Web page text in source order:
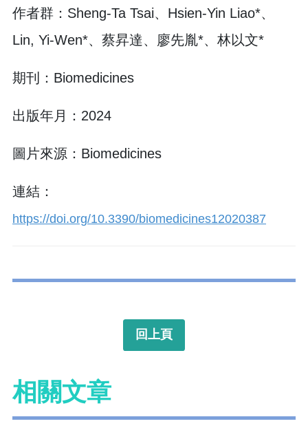
作者群：Sheng-Ta Tsai、Hsien-Yin Liao*、
Lin, Yi-Wen*、蔡昇達、廖先胤*、林以文*
期刊：Biomedicines
出版年月：2024
圖片來源：Biomedicines
連結：
https://doi.org/10.3390/biomedicines12020387
回上頁
相關文章